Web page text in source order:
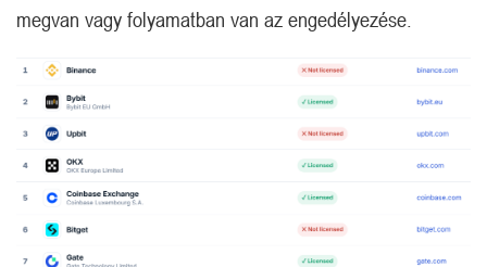
megvan vagy folyamatban van az engedélyezése.